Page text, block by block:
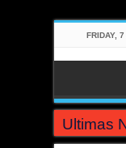
FRIDAY,
Ultimas